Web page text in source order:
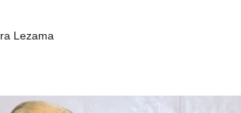
Lezama